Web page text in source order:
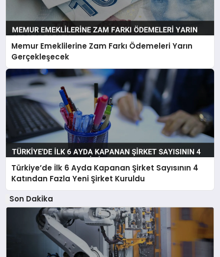
Memur Emeklilerine Zam Farkı Ödemeleri Yarın
Gerçekleşecek
Türkiye’de İlk 6 Ayda Kapanan Şirket Sayısının 4
Katından Fazla Yeni Şirket Kuruldu
Son Dakika